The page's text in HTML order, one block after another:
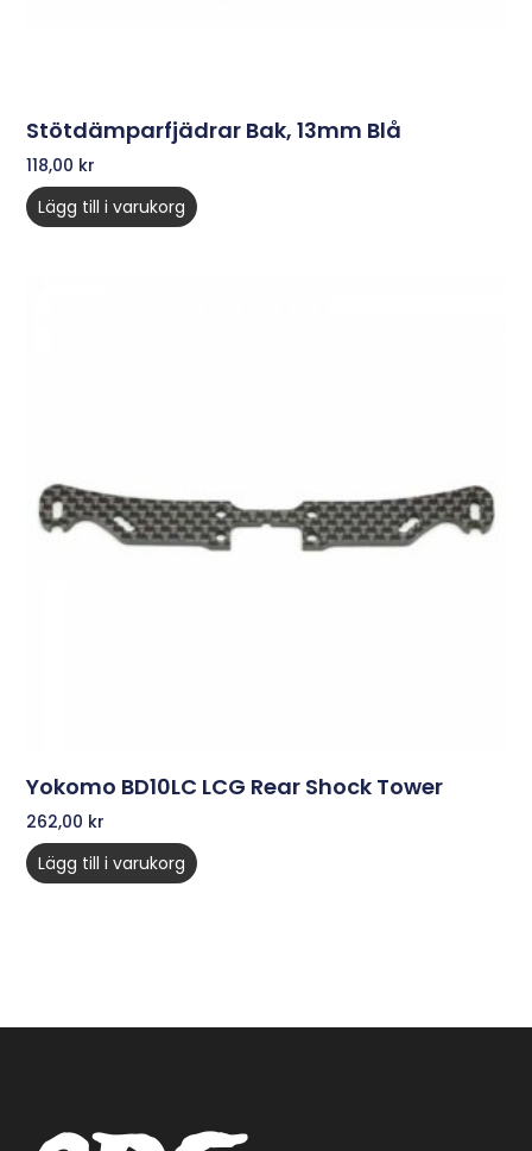
Stötdämparfjädrar Bak, 13mm Blå
118,00 kr
Lägg till i varukorg
Yokomo BD10LC LCG Rear Shock Tower
262,00 kr
Lägg till i varukorg